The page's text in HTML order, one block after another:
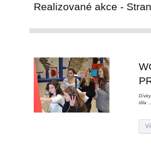
Realizované akce -
těla ...